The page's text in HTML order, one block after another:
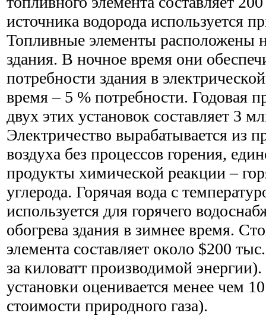
источника водорода используется
Топливные элементы расположены
здания. В ночное время они
потребности здания в
время – 5 % потребности. Годовая
двух этих установок составляет 3
Электричество вырабатывается из
воздуха без процессов горения,
продукты химической реакции –
углерода. Горячая вода с
используется для горячего
обогрева здания в зимнее время.
элемента составляет около $200
за киловатт производимой
установки оценивается менее чем
стоимости природного газа).